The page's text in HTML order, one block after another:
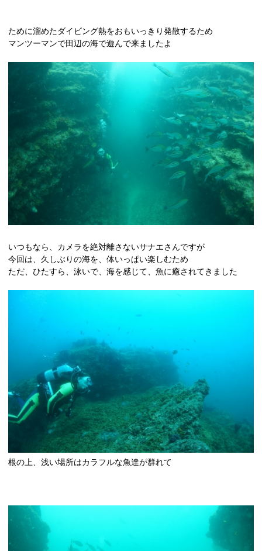
ために溜めたダイビング熱をおもいっきり発散するため
マンツーマンで田辺の海で遊んで来ましたよ
いつもなら、カメラを絶対離さないサナエさんですが
今回は、久しぶりの海を、体いっぱい楽しむため
ただ、ひたすら、泳いで、海を感じて、魚に癒されてきました
根の上、浅い場所はカラフルな魚達が群れて